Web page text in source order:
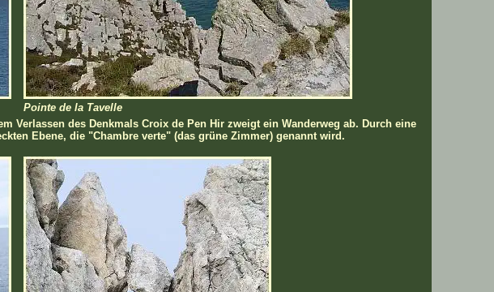
Pointe de la Tavelle
Verlassen des Denkmals Croix de Pen Hir zweigt ein Wanderweg ab. Durch eine
Ebene, die "Chambre verte" (das grüne Zimmer) genannt wird.